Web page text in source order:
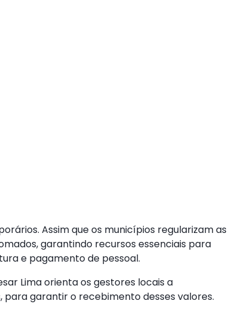
Assim que os municípios regularizam as
garantindo recursos essenciais para
e pagamento de pessoal.
Lima orienta os gestores locais a
garantir o recebimento desses valores.